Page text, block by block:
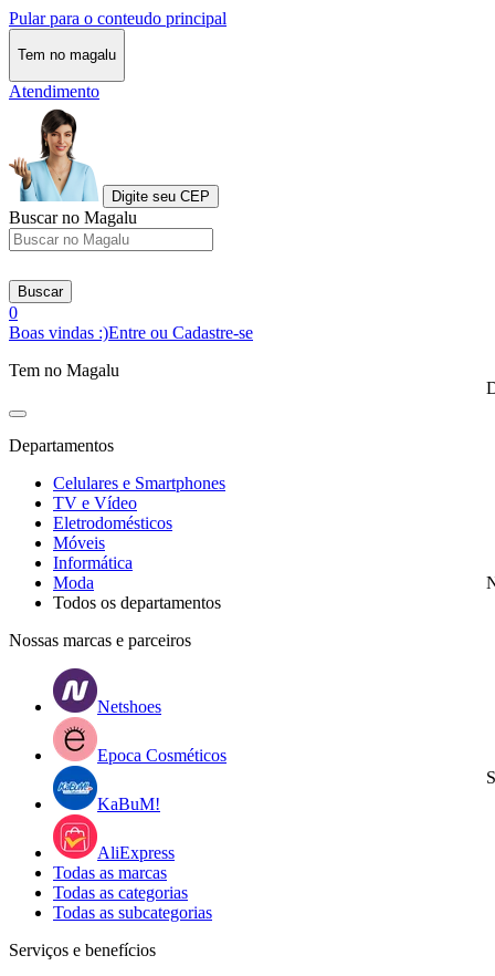
Pular para o conteudo principal
Tem no magalu
Atendimento
Digite seu CEP
Buscar no Magalu
Buscar
0
Boas vindas :)Entre ou Cadastre-se
Tem no Magalu
Departamentos
Celulares e Smartphones
TV e Vídeo
Eletrodomésticos
Móveis
Informática
Moda
Todos os departamentos
Nossas marcas e parceiros
Netshoes
Epoca Cosméticos
KaBuM!
AliExpress
Todas as marcas
Todas as categorias
Todas as subcategorias
Serviços e benefícios